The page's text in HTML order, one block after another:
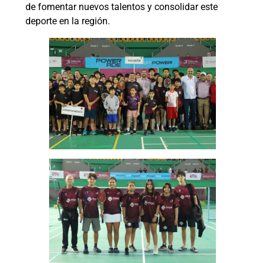
de fomentar nuevos talentos y consolidar este
deporte en la región.